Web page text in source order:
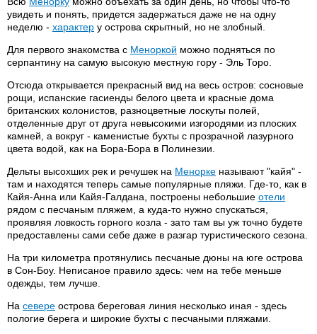
увидеть и понять, придется задержаться даже не на одну
неделю - характер у острова скрытный, но не злобный.
Для первого знакомства с Меноркой можно подняться по
серпантину на самую высокую местную гору - Эль Торо.
Отсюда открывается прекрасный вид на весь остров: сосновые
рощи, испанские гасиенды белого цвета и красные дома
британских колонистов, разноцветные лоскуты полей,
отделенные друг от друга невысокими изгородями из плоских
камней, а вокруг - каменистые бухты с прозрачной лазурного
цвета водой, как на Бора-Бора в Полинезии.
Дельты высохших рек и речушек на Менорке называют "кайя" -
там и находятся теперь самые популярные пляжи. Где-то, как в
Кайя-Анна или Кайя-Галдана, построены небольшие отели
рядом с песчаным пляжем, а куда-то нужно спускаться,
проявляя ловкость горного козла - зато там вы уж точно будете
предоставлены сами себе даже в разгар туристического сезона.
На три километра протянулись песчаные дюны на юге острова
в Сон-Боу. Неписаное правило здесь: чем на тебе меньше
одежды, тем лучше.
На севере острова береговая линия несколько иная - здесь
пологие берега и широкие бухты с песчаными пляжами.